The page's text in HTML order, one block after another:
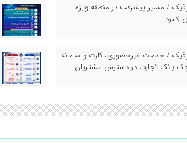
/ مسیر پیشرفت در منطقه ویژه
لامرد
/ خدمات غیرحضوری، کارت و سامانه
بانک تجارت در دسترس مشتریان